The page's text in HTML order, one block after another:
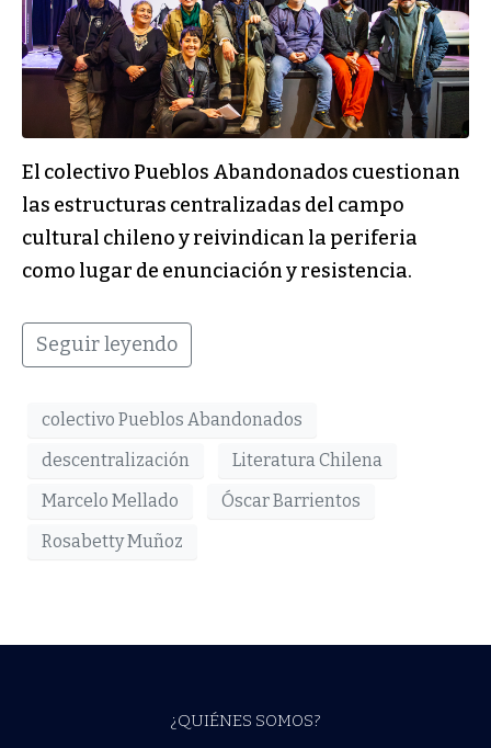
El colectivo Pueblos Abandonados cuestionan
las estructuras centralizadas del campo
cultural chileno y reivindican la periferia
como lugar de enunciación y resistencia.
Seguir leyendo
colectivo Pueblos Abandonados
descentralización
Literatura Chilena
Marcelo Mellado
Óscar Barrientos
Rosabetty Muñoz
¿QUIÉNES SOMOS?